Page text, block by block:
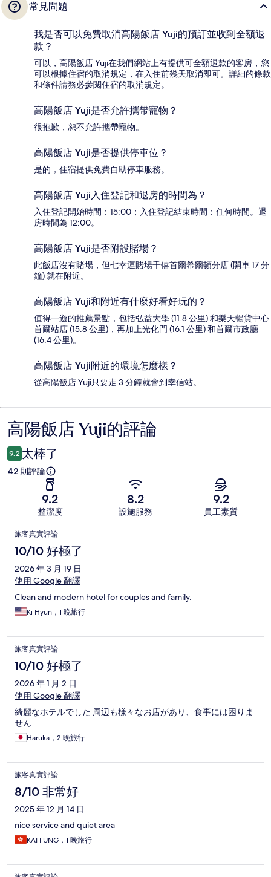
常見問題
我是否可以免費取消高陽飯店 Yuji的預訂並收到全額退
款？
可以，高陽飯店 Yuji在我們網站上有提供可全額退款的客房，您
可以根據住宿的取消規定，在入住前幾天取消即可。詳細的條款
和條件請務必參閱住宿的取消規定。
高陽飯店 Yuji是否允許攜帶寵物？
很抱歉，恕不允許攜帶寵物。
高陽飯店 Yuji是否提供停車位？
是的，住宿提供免費自助停車服務。
高陽飯店 Yuji入住登記和退房的時間為？
入住登記開始時間：15:00；入住登記結束時間：任何時間。退
房時間為 12:00。
高陽飯店 Yuji是否附設賭場？
此飯店沒有賭場，但七幸運賭場千僖首爾希爾頓分店 (開車 17 分
鐘) 就在附近。
高陽飯店 Yuji和附近有什麼好看好玩的？
值得一遊的推薦景點，包括弘益大學 (11.8 公里) 和樂天暢貨中心
首爾站店 (15.8 公里)，再加上光化門 (16.1 公里) 和首爾市政廳
(16.4 公里)。
高陽飯店 Yuji附近的環境怎麼樣？
從高陽飯店 Yuji只要走 3 分鐘就會到幸信站。
評
論
高陽飯店 Yuji的評論
9.2 太棒了
42 則評論
9.2
整潔度
8.2
設施服務
9.2
員工素質
評
論
旅客真實評論
10/10 好極了
2026 年 3 月 19 日
使用 Google 翻譯
Clean and modern hotel for couples and family.
Ki Hyun，1 晚旅行
旅客真實評論
10/10 好極了
2026 年 1 月 2 日
使用 Google 翻譯
綺麗なホテルでした 周辺も様々なお店があり、食事には困りま
せん
Haruka，2 晚旅行
旅客真實評論
8/10 非常好
2025 年 12 月 14 日
nice service and quiet area
KAI FUNG，1 晚旅行